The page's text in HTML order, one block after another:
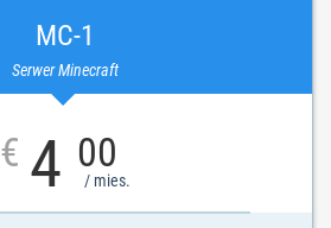
MC-1
Serwer Minecraft
€ 4 00
/ mies.